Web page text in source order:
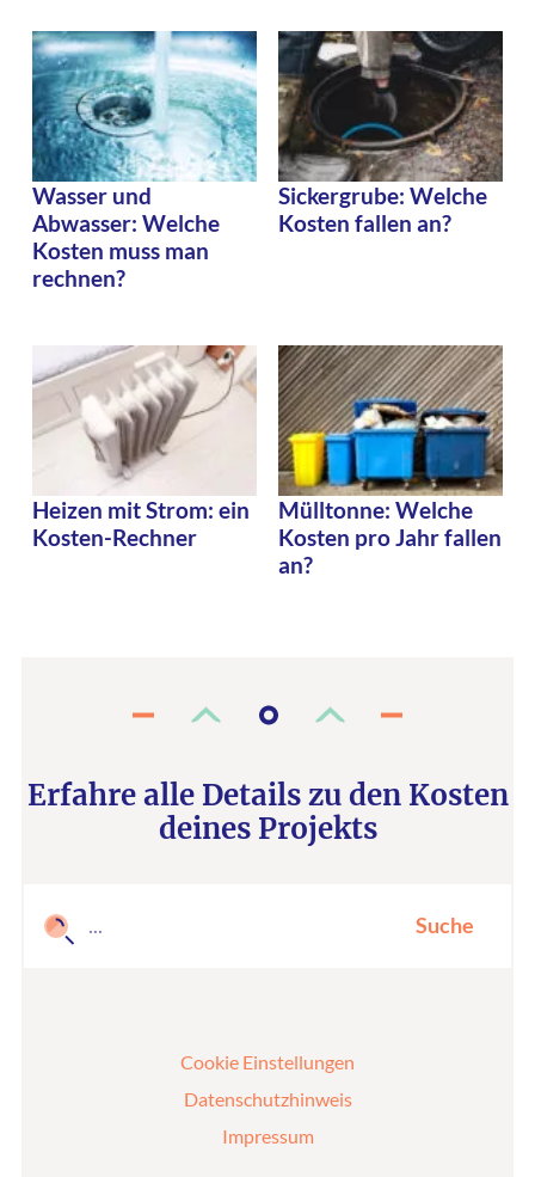
Wasser und
Abwasser: Welche
Kosten muss man
rechnen?
Sickergrube: Welche
Kosten fallen an?
Heizen mit Strom: ein
Kosten-Rechner
Mülltonne: Welche
Kosten pro Jahr fallen
an?
Erfahre alle Details zu den Kosten
deines Projekts
Suche
Cookie Einstellungen
Datenschutzhinweis
Impressum